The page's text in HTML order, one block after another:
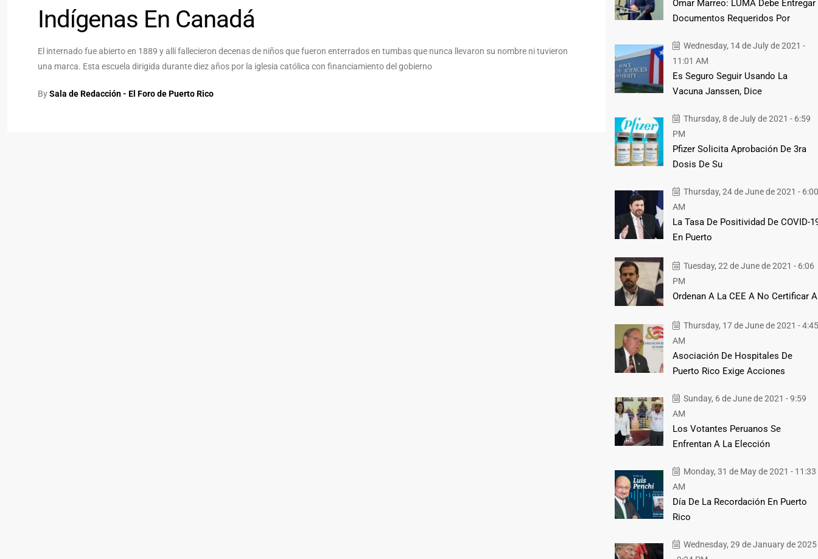
Indígenas En Canadá
El internado fue abierto en 1889 y allí fallecieron decenas de niños que fueron enterrados en tumbas que nunca llevaron su nombre ni tuvieron
una marca. Esta escuela dirigida durante diez años por la iglesia católica con financiamiento del gobierno
BySala de Redacción - El Foro de Puerto Rico
Omar Marreo: LUMA Debe Entregar
Documentos Requeridos Por
Wednesday, 14 de July de 2021 -
11:01 AM
Es Seguro Seguir Usando La
Vacuna Janssen, Dice
Thursday, 8 de July de 2021 - 6:59
PM
Pfizer Solicita Aprobación De 3ra
Dosis De Su
Thursday, 24 de June de 2021 - 6:00
AM
La Tasa De Positividad De COVID-
En Puerto
Tuesday, 22 de June de 2021 - 6:06
PM
Ordenan A La CEE A No Certificar A
Thursday, 17 de June de 2021 - 4:45
AM
Asociación De Hospitales De
Puerto Rico Exige Acciones
Sunday, 6 de June de 2021 - 9:59
AM
Los Votantes Peruanos Se
Enfrentan A La Elección
Monday, 31 de May de 2021 - 11:33
AM
Día De La Recordación En Puerto
Rico
Wednesday, 29 de January de 2025